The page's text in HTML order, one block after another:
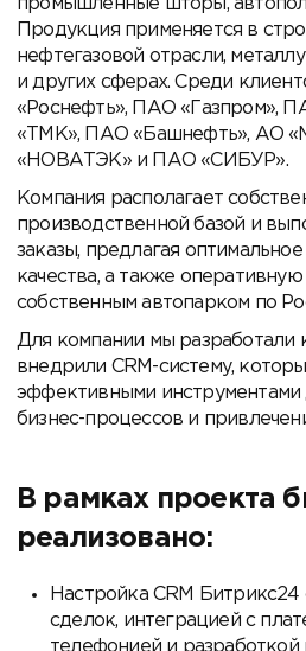
промышленные шторы,
Продукция применяется в
нефтегазовой отрасли,
и других сферах. Среди
«Роснефть», ПАО «Газпром»,
«ТМК», ПАО «Башнефть», АО
«НОВАТЭК» и ПАО «СИБУР».
Компания располагает
производственной базой и
заказы, предлагая
качества, а также
собственным автопарком по
Для компании мы разработали
внедрили CRM-систему,
эффективными инструментами
бизнес-процессов и
В рамках проекта
реализовано:
Настройка CRM Битрикс24
сделок, интеграцией с
телефонией и разработкой